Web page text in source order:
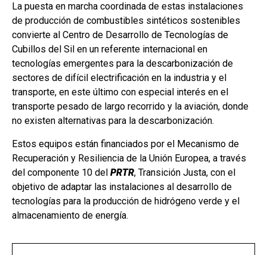
La puesta en marcha coordinada de estas instalaciones
de producción de combustibles sintéticos sostenibles
convierte al Centro de Desarrollo de Tecnologías de
Cubillos del Sil en un referente internacional en
tecnologías emergentes para la descarbonización de
sectores de difícil electrificación en la industria y el
transporte, en este último con especial interés en el
transporte pesado de largo recorrido y la aviación, donde
no existen alternativas para la descarbonización.
Estos equipos están financiados por el Mecanismo de
Recuperación y Resiliencia de la Unión Europea, a través
del componente 10 del PRTR, Transición Justa, con el
objetivo de adaptar las instalaciones al desarrollo de
tecnologías para la producción de hidrógeno verde y el
almacenamiento de energía.